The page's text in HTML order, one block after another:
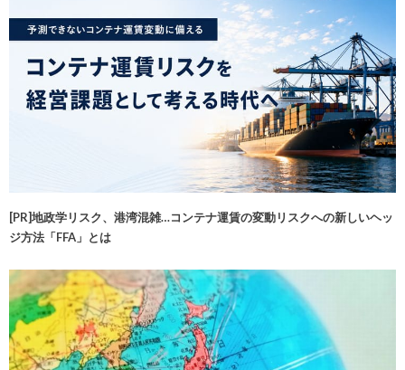
[PR]地政学リスク、港湾混雑…コンテナ運賃の変動リスクへの新しいヘッ
ジ方法「FFA」とは